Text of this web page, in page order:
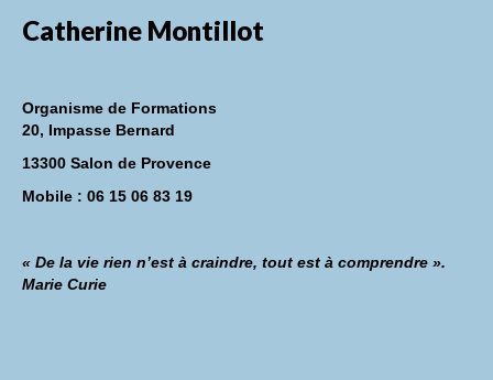
Catherine Montillot
Organisme de Formations
20, Impasse Bernard
13300 Salon de Provence
Mobile : 06 15 06 83 19
« De la vie rien n’est à craindre, tout est à comprendre ».
Marie Curie